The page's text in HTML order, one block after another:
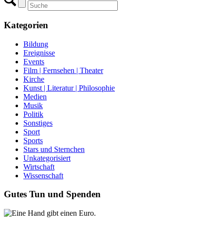
Kategorien
Bildung
Ereignisse
Events
Film | Fernsehen | Theater
Kirche
Kunst | Literatur | Philosophie
Medien
Musik
Politik
Sonstiges
Sport
Sports
Stars und Sternchen
Unkategorisiert
Wirtschaft
Wissenschaft
Gutes Tun und Spenden